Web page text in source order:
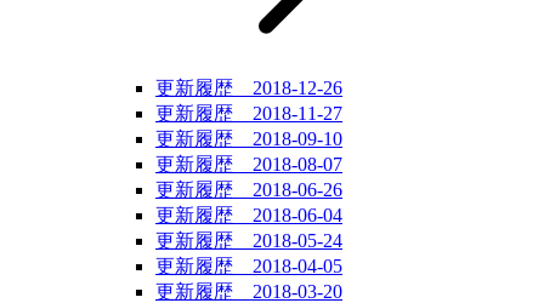
更新履歴 2018-12-26
更新履歴 2018-11-27
更新履歴 2018-09-10
更新履歴 2018-08-07
更新履歴 2018-06-26
更新履歴 2018-06-04
更新履歴 2018-05-24
更新履歴 2018-04-05
更新履歴 2018-03-20